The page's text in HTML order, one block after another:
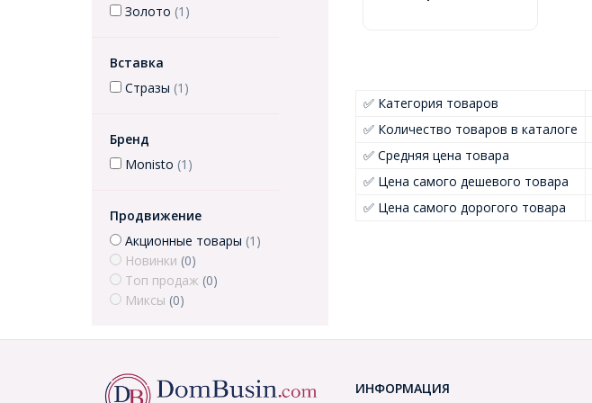
Золото (1)
Вставка
Стразы (1)
Бренд
Monisto (1)
Продвижение
Акционные товары (1)
Новинки (0)
Топ продаж (0)
Миксы (0)
✅ Категория товаров
✅ Количество товаров в каталоге
✅ Средняя цена товара
✅ Цена самого дешевого товара
✅ Цена самого дорогого товара
ИНФОРМАЦИЯ